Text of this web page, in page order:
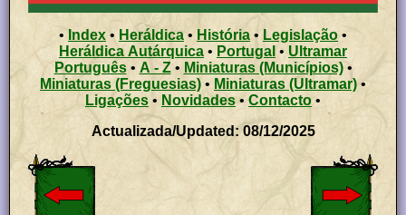
•Index • Heráldica• História • Legislação •
Heráldica Autárquica • Portugal • Ultramar
Português• A - Z• Miniaturas (Municípios)•
Miniaturas (Freguesias) • Miniaturas (Ultramar) •
Ligações • Novidades•Contacto•
Actualizada/Updated: 08/12/2025